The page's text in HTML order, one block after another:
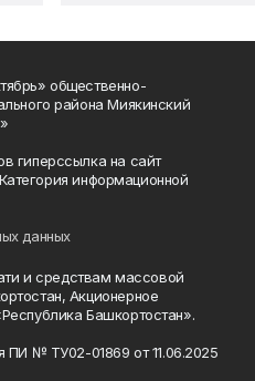
общественно-
района Миякинский
гиперссылка на сайт
информационной
данных
и средствам массовой
Акционерное
Башкортостан».
ПИ № ТУ02-01869 от 11.06.2025